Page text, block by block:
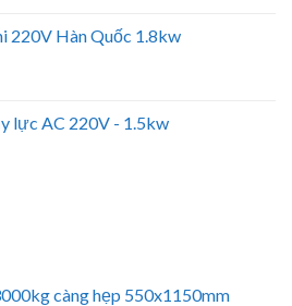
220V Hàn Quốc 1.8kw
lực AC 220V - 1.5kw
càng hẹp 550x1150mm